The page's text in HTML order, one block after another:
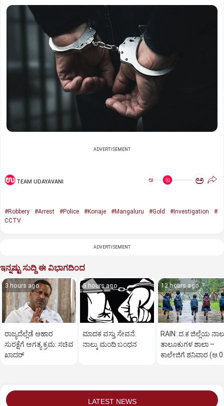
ADVERTISEMENT
TEAM UDAYAVANI ಅ ಅ
#Robbery #Arrest #Police #Konaje #Mangaluru #Gold #Investigation
#
CCTV
ADVERTISEMENT
ಇನ್ನಷ್ಟು ಸುದ್ದಿ ಈ ವಿಭಾಗದಿಂದ
3 hours ago
ರಾಜ್ಯದೆಲ್ಲೆಡೆ ಆಹಾರ
ಸುರಕ್ಷೆಗೆ ಅಗತ್ಯ ಕ್ರಮ: ಸಚಿವ
ಖಾದರ್
5 hours ago
ಮಾದಕ ವಸ್ತು ಸೇವನೆ:
ನಾಲ್ಕು ಮಂದಿ ಬಂಧನ
12 hours ago
RAIN: ದ.ಕ ಜಿಲ್ಲೆಯ
ತಾಲೂಕುಗಳ ಶಾಲಾ –
ಕಾಲೇಜಿಗೆ ಶನಿವಾರ
LATEST NEWS